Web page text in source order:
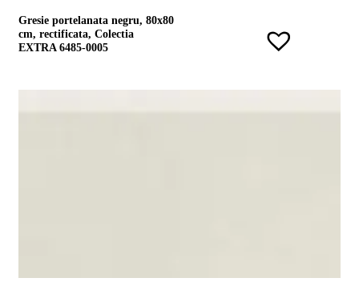
Gresie portelanata negru, 80x80
cm, rectificata, Colectia
EXTRA 6485-0005